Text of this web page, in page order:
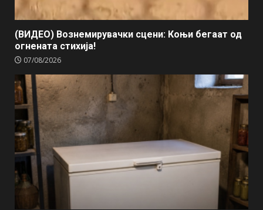
(ВИДЕО) Вознемирувачки сцени: Коњи бегаат од
огнената стихија!
07/08/2026